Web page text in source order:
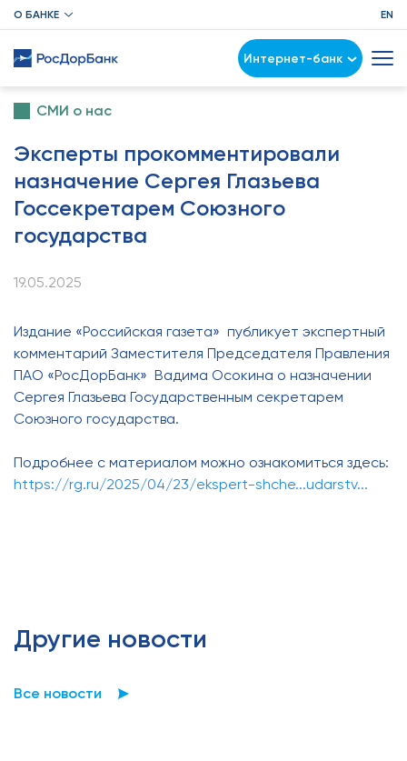
О БАНКЕ EN
Интернет-банк
СМИ о нас
Эксперты прокомментировали
назначение Сергея Глазьева
Госсекретарем Союзного
государства
19.05.2025
Издание «Российская газета» публикует экспертный
комментарий Заместителя Председателя Правления
ПАО «РосДорБанк» Вадима Осокина о назначении
Сергея Глазьева Государственным секретарем
Союзного государства.
Подробнее с материалом можно ознакомиться здесь:
https://rg.ru/2025/04/23/ekspert-shche...udarstv...
Другие новости
Все новости